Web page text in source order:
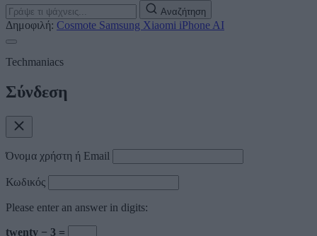
Αναζήτηση
Δημοφιλή: Cosmote Samsung Xiaomi iPhone AI
Techmaniacs
Σύνδεση
Όνομα χρήστη ή Email
Κωδικός
Please enter an answer in digits:
twenty − 3 =